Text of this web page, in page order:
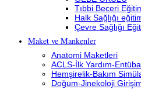
Tıbbi Beceri
Halk Sağlığı
Çevre Sağlığı
Maket ve Mankenler
Anatomi Maketleri
ACLS-İlk Yardım-
Hemşirelik-Bakım
Doğum-Jinekoloji